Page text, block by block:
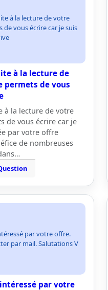
à la lecture de votre
vous écrire car je suis
à la lecture de
permets de vous
à la lecture de votre
de vous écrire car je
par votre offre
de nombreuses
par votre offre.
par mail. Salutations V
par votre